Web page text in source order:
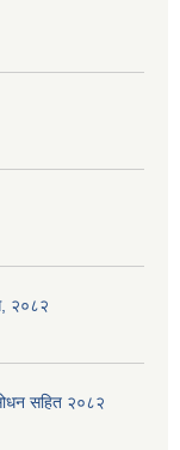
२०८२
सहित २०८२